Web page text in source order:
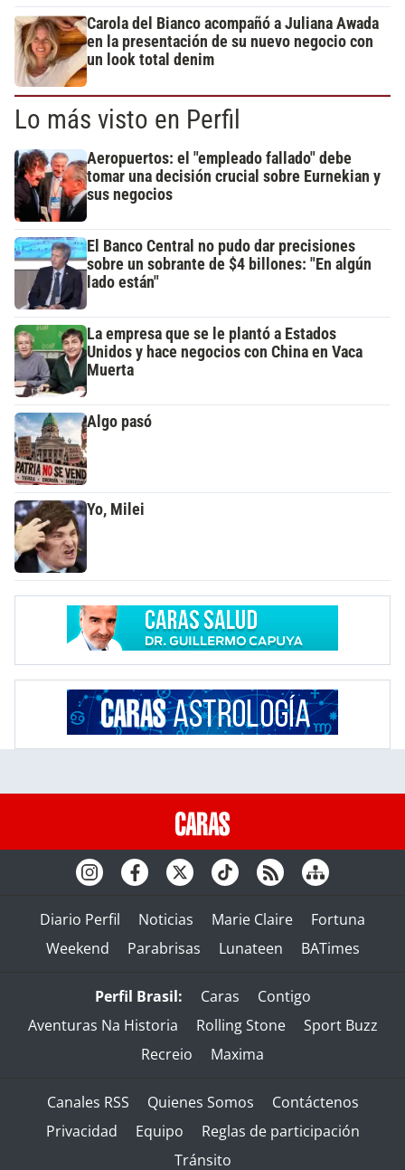
Carola del Bianco acompañó a Juliana Awada
en la presentación de su nuevo negocio con
un look total denim
Lo más visto en Perfil
Aeropuertos: el "empleado fallado" debe
tomar una decisión crucial sobre Eurnekian y
sus negocios
El Banco Central no pudo dar precisiones
sobre un sobrante de $4 billones: "En algún
lado están"
La empresa que se le plantó a Estados
Unidos y hace negocios con China en Vaca
Muerta
Algo pasó
Yo, Milei
Diario Perfil Noticias Marie Claire
Fortuna
Weekend
Parabrisas Lunateen BATimes
Perfil Brasil: Caras
Contigo
Aventuras Na Historia
Rolling Stone
Sport Buzz
Recreio
Maxima
Canales RSS Quienes Somos
Contáctenos
Privacidad
Equipo
Reglas de participación
Tránsito